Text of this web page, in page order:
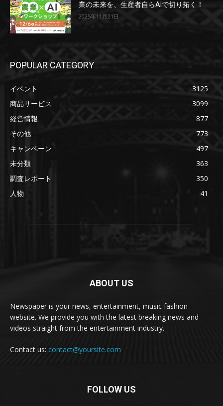
業の未来を、生産者自らAIで切り拓く！
2025年11月21日
POPULAR CATEGORY
イベント
3125
商品サービス
3099
経営情報
877
その他
773
キャンペーン
497
未分類
363
調査レポート
350
人物
41
ABOUT US
Newspaper is your news, entertainment, music fashion
website. We provide you with the latest breaking news and
videos straight from the entertainment industry.
Contact us: contact@yoursite.com
FOLLOW US